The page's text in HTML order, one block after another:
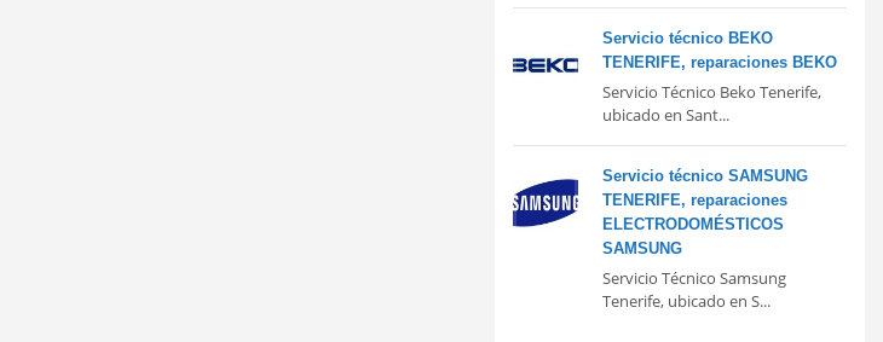
Servicio técnico BEKO
TENERIFE, reparaciones BEKO
Servicio Técnico Beko Tenerife,
ubicado en Sant...
Servicio técnico SAMSUNG
TENERIFE, reparaciones
ELECTRODOMÉSTICOS
SAMSUNG
Servicio Técnico Samsung
Tenerife, ubicado en S...